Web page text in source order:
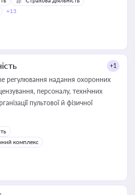
+13
+1
регулювання надання охоронних
персоналу, технічних
пультової й фізичної
комплекс